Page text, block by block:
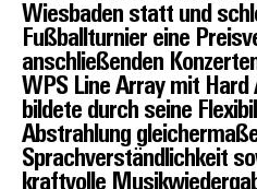
Wiesbaden statt und
Fußballturnier eine
anschließenden
WPS Line Array mit Hard
bildete durch seine
Abstrahlung
Sprachverständlichkeit